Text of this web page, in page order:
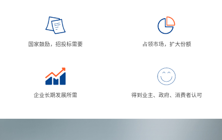
国家鼓励，招投标需要 占领市场，扩大份额
企业长期发展所需 得到业主、政府、消费者认可